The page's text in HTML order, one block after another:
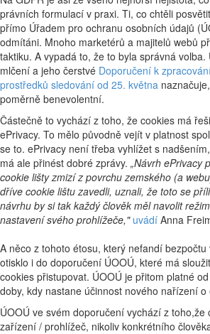
právních formulací v praxi. Ti, co chtěli
přímo Úřadem pro ochranu osobních údajů
odmítáni. Mnoho marketérů a majitelů webů
taktiku. A vypadá to, že to byla správná volba.
mlčení a jeho čerstvé Doporučení k
prostředků sledování od 25. května
poměrně benevolentní.
Částečně to vychází z toho, že cookies má
ePrivacy. To mělo původně vejít v platnost
se to. ePrivacy není třeba vyhlížet s
má ale přinést dobré zprávy. „Návrh ePrivacy
cookie lišty zmizí z povrchu zemského (a
dříve cookie lištu zavedli, uznali, že toto se
návrhu by si tak každý člověk měl navolit
nastavení svého prohlížeče," uvádí Anna
A něco z tohoto étosu, který nefandí
otisklo i do doporučení ÚOOÚ, které má
cookies přistupovat. ÚOOÚ je přitom platné
doby, kdy nastane účinnost nového nařízení o
ÚOOÚ ve svém doporučení vychází z toho,že
zařízení / prohlížeč, nikoliv konkrétního